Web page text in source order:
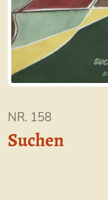
NR. 158
Suchen